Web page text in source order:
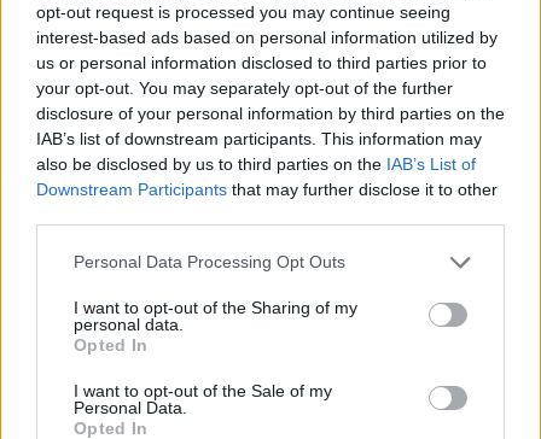
opt-out request is processed you may continue seeing
interest-based ads based on personal information utilized by
us or personal information disclosed to third parties prior to
your opt-out. You may separately opt-out of the further
disclosure of your personal information by third parties on the
IAB’s list of downstream participants. This information may
also be disclosed by us to third parties on the IAB’s List of
Downstream Participants that may further disclose it to other
Personal Data Processing Opt Outs
I want to opt-out of the Sharing of my
personal data.
Opted In
I want to opt-out of the Sale of my
Personal Data.
Opted In
на изговори. Ова е доказ дека можеме да го
оставиме зад себе периодот на застој и да го
отвориме патот кон развојот.
Ќе продолжиме вака, да градиме, да
завршуваме започнати работи и да создаваме
нови перспективи за секој регион и за секој
граѓанин.
Да сте живи и здрави.
Бог да ни ја благослови Македонија.
Facebook
Twitter
Copy
Share